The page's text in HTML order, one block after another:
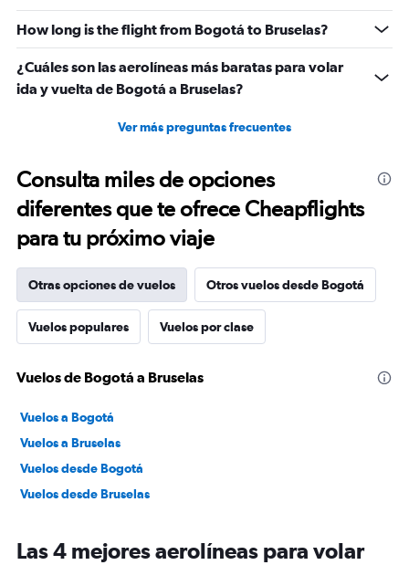
How long is the flight from Bogotá to Bruselas?
¿Cuáles son las aerolíneas más baratas para volar
ida y vuelta de Bogotá a Bruselas?
Ver más preguntas frecuentes
Consulta miles de opciones
diferentes que te ofrece Cheapflights
para tu próximo viaje
Otras opciones de vuelos Otros vuelos desde Bogotá
Vuelos populares Vuelos por clase
Vuelos de Bogotá a Bruselas
Vuelos a Bogotá
Vuelos a Bruselas
Vuelos desde Bogotá
Vuelos desde Bruselas
Las 4 mejores aerolíneas para volar